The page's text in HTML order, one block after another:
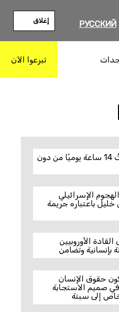
РУССКИЙ إغلاق
تبرعوا الآن
“لمدة خمسة أشهر، عملتُ 14 ساعة يوميًا من دون
الإسرائيلي
باعتباره جريمة
الأوروبيين
بإنسانية وتضامن
حقوق الإنسان
في صميم الاستجابة
إلى سبتة